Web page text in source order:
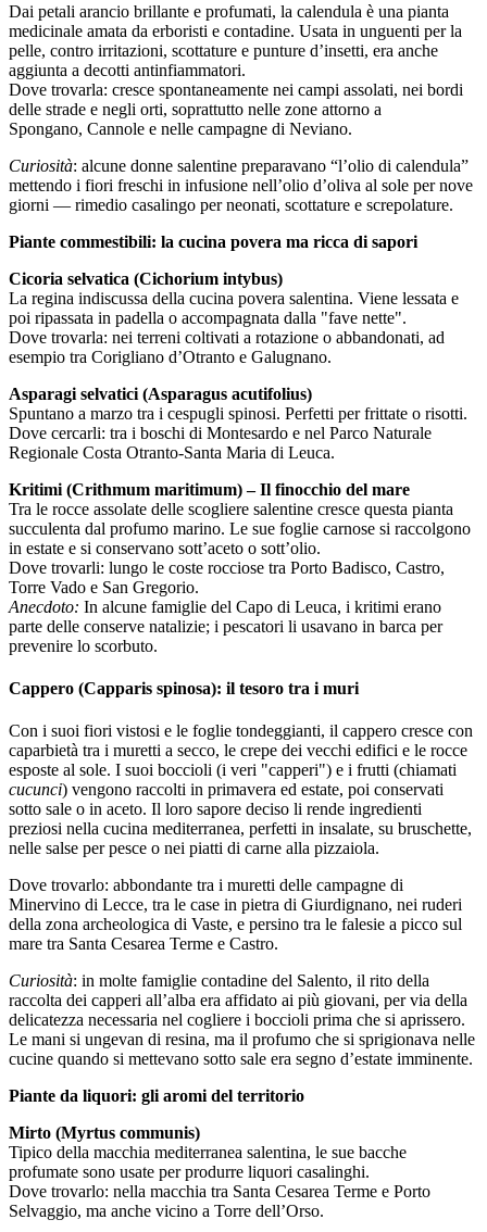
Dai petali arancio brillante e profumati, la calendula è una pianta
medicinale amata da erboristi e contadine. Usata in unguenti per la
pelle, contro irritazioni, scottature e punture d’insetti, era anche
aggiunta a decotti antinfiammatori.
Dove trovarla: cresce spontaneamente nei campi assolati, nei bordi
delle strade e negli orti, soprattutto nelle zone attorno a
Spongano, Cannole e nelle campagne di Neviano.
Curiosità: alcune donne salentine preparavano “l’olio di calendula”
mettendo i fiori freschi in infusione nell’olio d’oliva al sole per nove
giorni — rimedio casalingo per neonati, scottature e screpolature.
Piante commestibili: la cucina povera ma ricca di sapori
Cicoria selvatica (Cichorium intybus)
La regina indiscussa della cucina povera salentina. Viene lessata e
poi ripassata in padella o accompagnata dalla "fave nette".
Dove trovarla: nei terreni coltivati a rotazione o abbandonati, ad
esempio tra Corigliano d’Otranto e Galugnano.
Asparagi selvatici (Asparagus acutifolius)
Spuntano a marzo tra i cespugli spinosi. Perfetti per frittate o risotti.
Dove cercarli: tra i boschi di Montesardo e nel Parco Naturale
Regionale Costa Otranto-Santa Maria di Leuca.
Kritimi (Crithmum maritimum) – Il finocchio del mare
Tra le rocce assolate delle scogliere salentine cresce questa pianta
succulenta dal profumo marino. Le sue foglie carnose si raccolgono
in estate e si conservano sott’aceto o sott’olio.
Dove trovarli: lungo le coste rocciose tra Porto Badisco, Castro,
Torre Vado e San Gregorio.
Anecdoto: In alcune famiglie del Capo di Leuca, i kritimi erano
parte delle conserve natalizie; i pescatori li usavano in barca per
prevenire lo scorbuto.
Cappero (Capparis spinosa): il tesoro tra i muri
Con i suoi fiori vistosi e le foglie tondeggianti, il cappero cresce con
caparbietà tra i muretti a secco, le crepe dei vecchi edifici e le rocce
esposte al sole. I suoi boccioli (i veri "capperi") e i frutti (chiamati
cucunci) vengono raccolti in primavera ed estate, poi conservati
sotto sale o in aceto. Il loro sapore deciso li rende ingredienti
preziosi nella cucina mediterranea, perfetti in insalate, su bruschette,
nelle salse per pesce o nei piatti di carne alla pizzaiola.
Dove trovarlo: abbondante tra i muretti delle campagne di
Minervino di Lecce, tra le case in pietra di Giurdignano, nei ruderi
della zona archeologica di Vaste, e persino tra le falesie a picco sul
mare tra Santa Cesarea Terme e Castro.
Curiosità: in molte famiglie contadine del Salento, il rito della
raccolta dei capperi all’alba era affidato ai più giovani, per via della
delicatezza necessaria nel cogliere i boccioli prima che si aprissero.
Le mani si ungevan di resina, ma il profumo che si sprigionava nelle
cucine quando si mettevano sotto sale era segno d’estate imminente.
Piante da liquori: gli aromi del territorio
Mirto (Myrtus communis)
Tipico della macchia mediterranea salentina, le sue bacche
profumate sono usate per produrre liquori casalinghi.
Dove trovarlo: nella macchia tra Santa Cesarea Terme e Porto
Selvaggio, ma anche vicino a Torre dell’Orso.